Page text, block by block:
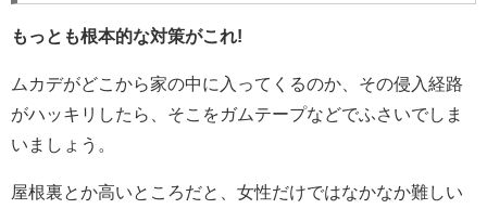
もっとも根本的な対策がこれ!
ムカデがどこから家の中に入ってくるのか、その侵入経路
がハッキリしたら、そこをガムテープなどでふさいでしま
いましょう。
屋根裏とか高いところだと、女性だけではなかなか難しい